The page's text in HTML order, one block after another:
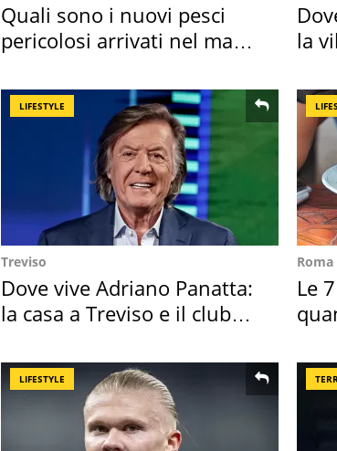
Quali sono i nuovi pesci
pericolosi arrivati nel mar
la
LIFESTYLE
Treviso
Dove vive Adriano Panatta:
la casa a Treviso e il club
Roma
Le
LIFESTYLE